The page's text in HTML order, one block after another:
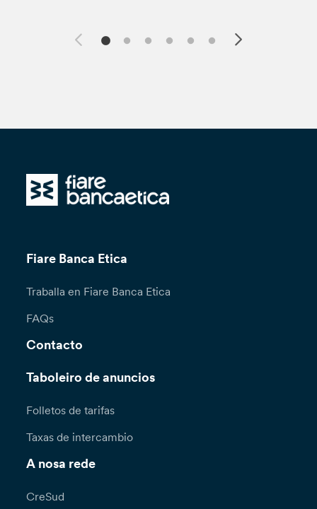
Fiare Banca Etica
Traballa en Fiare Banca Etica
FAQs
Contacto
Taboleiro de anuncios
Folletos de tarifas
Taxas de intercambio
A nosa rede
CreSud